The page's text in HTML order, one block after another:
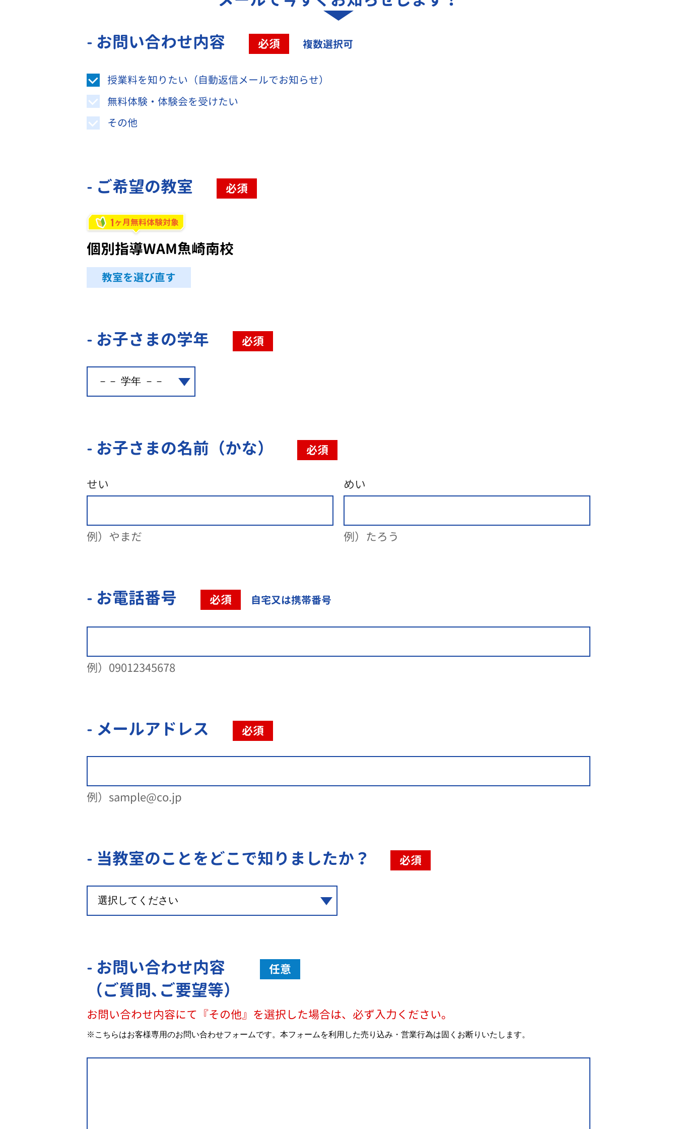
- お問い合わせ内容
必須 複数選択可
授業料を知りたい（自動返信メールでお知らせ）
無料体験・体験会を受けたい
その他
- ご希望の教室 必須
1ヶ月無料体験対象
個別指導WAM魚崎南校
教室を選び直す
- お子さまの学年 必須
- お子さまの名前（かな） 必須
せい
例）やまだ
めい
例）たろう
- お電話番号 必須 自宅又は携帯番号
例）09012345678
- メールアドレス 必須
例）sample@co.jp
- 当教室のことをどこで知りましたか？ 必須
- お問い合わせ内容
（ご質問､ご要望等）
任意
お問い合わせ内容にて『その他』を選択した場合は、必ず入力ください。
※こちらはお客様専用のお問い合わせフォームです。本フォームを利用した売り込み・営業行為は固くお断りいたします。